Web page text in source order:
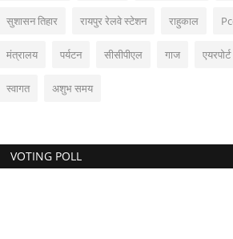
सुशासन तिहार रायपुर रेलवे स्टेशन राहुकाल
मंत्रालय पर्यटन सीसीपीएल गाज एयरपोर्ट
स्वागत अशुभ समय
VOTING POLL